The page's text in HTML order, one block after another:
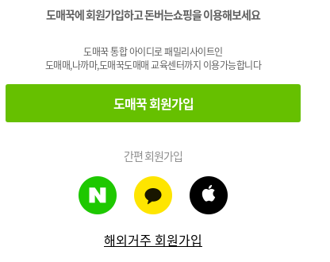
도매꾹에 회원가입하고 돈버는쇼핑을 이용해보세요
도매꾹 통합 아이디로 패밀리사이트인
도매매,나까마,도매꾹도매매 교육센터까지 이용가능합니다
도매꾹 회원가입
간편 회원가입
해외거주 회원가입